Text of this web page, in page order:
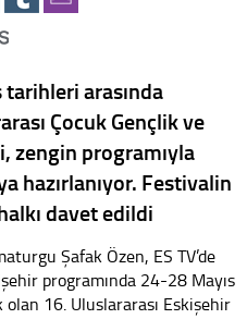
tarihleri arasında
Çocuk Gençlik ve
zengin programıyla
hazırlanıyor. Festivalin
davet edildi
Şafak Özen, ES TV’de
programında 24-28 Mayıs
16. Uluslararası Eskişehir